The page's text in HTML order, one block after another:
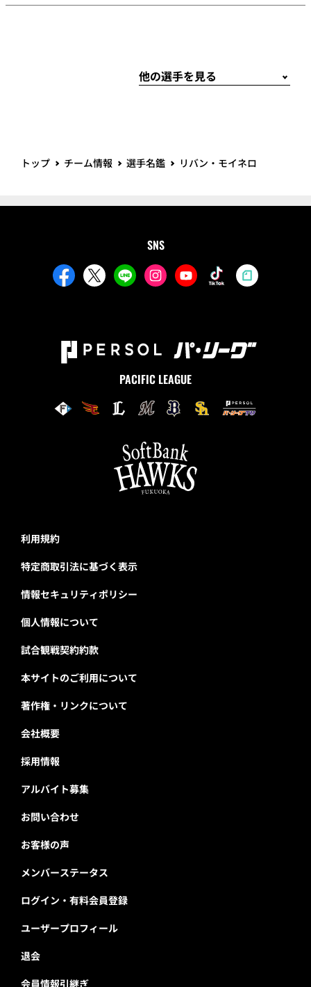
トップ チーム情報 選手名鑑 リバン・モイネロ
SNS
PACIFIC LEAGUE
利用規約
特定商取引法に基づく表示
情報セキュリティポリシー
個人情報について
試合観戦契約約款
本サイトのご利用について
著作権・リンクについて
会社概要
採用情報
アルバイト募集
お問い合わせ
お客様の声
メンバーステータス
ログイン・有料会員登録
ユーザープロフィール
退会
会員情報引継ぎ